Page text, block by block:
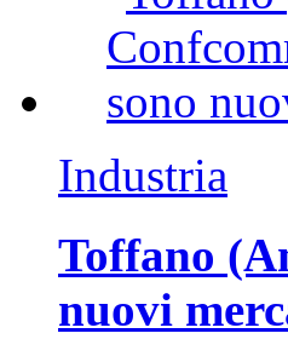
Industria
Toffano
nuovi